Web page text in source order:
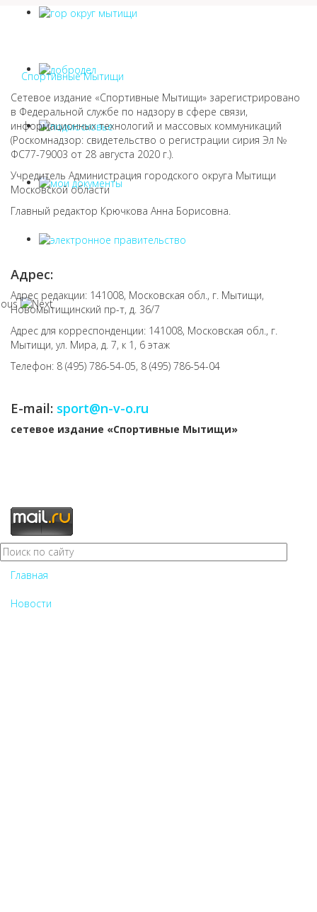
Спортивные Мытищи
Сетевое издание «Спортивные Мытищи» зарегистрировано
в Федеральной службе по надзору в сфере связи,
информационных технологий и массовых коммуникаций
(Роскомнадзор: свидетельство о регистрации сирия Эл №
ФС77-79003 от 28 августа 2020 г.).
Учредитель Администрация городского округа Мытищи
Московской области
Главный редактор Крючкова Анна Борисовна.
Адрес:
Адрес редакции: 141008, Московская обл., г. Мытищи,
Новомытищинский пр-т, д. 36/7
Адрес для корреспонденции: 141008, Московская обл., г.
Мытищи, ул. Мира, д. 7, к 1, 6 этаж
Телефон: 8 (495) 786-54-05, 8 (495) 786-54-04
E-mail: sport@n-v-o.ru
cетевое издание «Спортивные Мытищи»
Главная
Новости